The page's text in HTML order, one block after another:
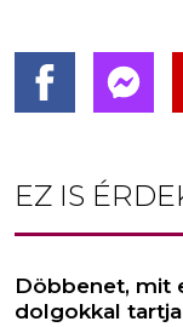
EZ IS
Döbbenet, mit
dolgokkal